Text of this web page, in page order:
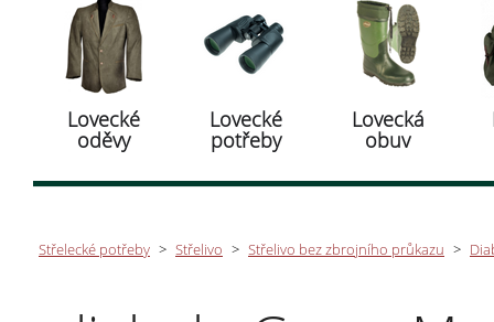
Lovecké
oděvy
Lovecké
potřeby
Lovecká
obuv
Střelecké potřeby > Střelivo > Střelivo bez zbrojního průkazu >